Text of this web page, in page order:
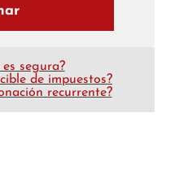
segura?
de impuestos?
recurrente?